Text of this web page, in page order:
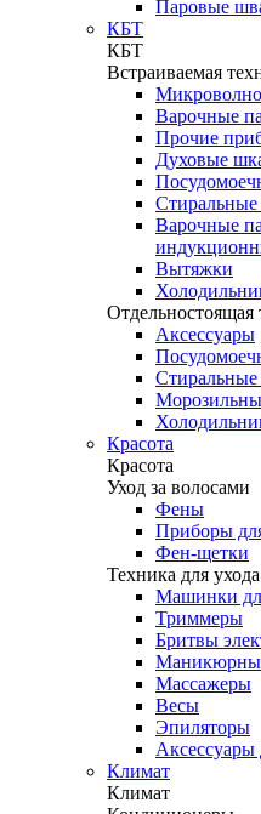
Паровые
КБТ
КБТ
Встраиваемая
Варочные
Прочие
Духовые
Варочные
Вытяжки
Отдельностоящая
Аксессуары
Красота
Красота
Уход за волосами
Фены
Приборы
Фен-щетки
Техника для
Машинки
Триммеры
Бритвы
Массажеры
Весы
Эпиляторы
Аксессуары
Климат
Климат